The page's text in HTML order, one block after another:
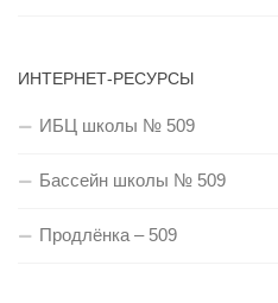
ИНТЕРНЕТ-РЕСУРСЫ
ИБЦ школы № 509
Бассейн школы № 509
Продлёнка – 509